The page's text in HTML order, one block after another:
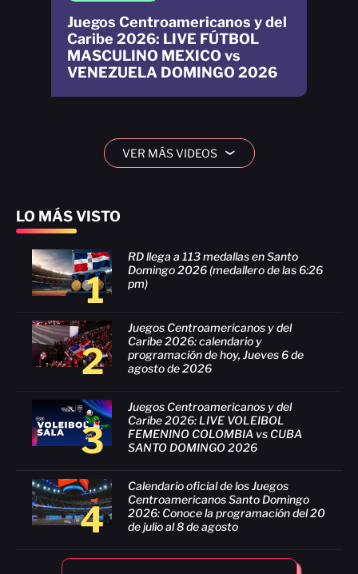
LO MÁS VISTO
1
RD llega a 113 medallas en Santo
Domingo 2026 (medallero de las 6:26
pm)
2
Juegos Centroamericanos y del
Caribe 2026: calendario y
programación de hoy, Jueves 6 de
agosto de 2026
3
Juegos Centroamericanos y del
Caribe 2026: LIVE VOLEIBOL
FEMENINO COLOMBIA vs CUBA
SANTO DOMINGO 2026
4
Calendario oficial de los Juegos
Centroamericanos Santo Domingo
2026: Conoce la programación del 20
de julio al 8 de agosto
Juegos Centroamericanos y del
Caribe 2026: LIVE FÚTBOL
MASCULINO MEXICO vs
VENEZUELA DOMINGO 2026
VER MÁS VIDEOS ›